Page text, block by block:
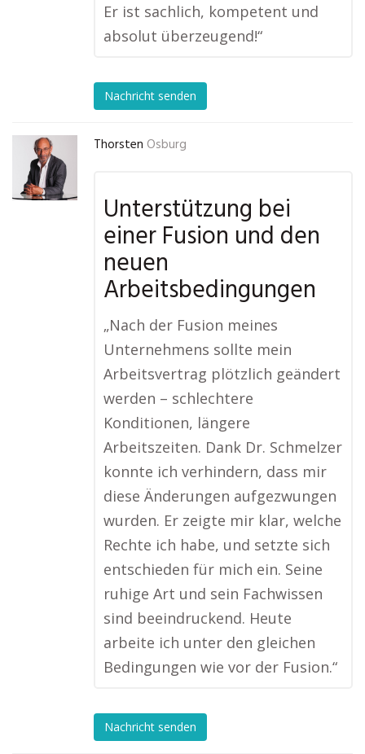
Er ist sachlich, kompetent und
absolut überzeugend!“
Nachricht senden
Thorsten Osburg
Unterstützung bei
einer Fusion und den
neuen
Arbeitsbedingungen
„Nach der Fusion meines
Unternehmens sollte mein
Arbeitsvertrag plötzlich geändert
werden – schlechtere
Konditionen, längere
Arbeitszeiten. Dank Dr. Schmelzer
konnte ich verhindern, dass mir
diese Änderungen aufgezwungen
wurden. Er zeigte mir klar, welche
Rechte ich habe, und setzte sich
entschieden für mich ein. Seine
ruhige Art und sein Fachwissen
sind beeindruckend. Heute
arbeite ich unter den gleichen
Bedingungen wie vor der Fusion.“
Nachricht senden